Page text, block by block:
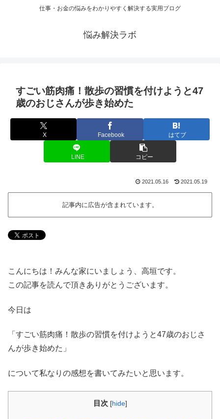
仕事・お金の悩みをわかりやすく解決する実用ブログ
悩み解決ラボ
すごい筋肉痛！散歩の習慣を付けようと47
歳のおじさんが歩き始めた
X Facebook はてブ
LINE コピー
2021.05.16 2021.05.19
記事内に広告が含まれています。
こんにちは！みんな家にいましょう、高垣です。
この記事を読んで頂きありがとうございます。
今日は
「すごい筋肉痛！散歩の習慣を付けようと47歳のおじさ
んが歩き始めた」
について私なりの感想を書いてみたいと思います。
目次 [hide]